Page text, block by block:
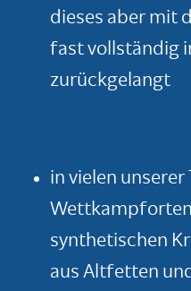
dieses aber mit
fast vollständig
zurückgelangt
in vielen unserer
synthetischen
aus Altfetten